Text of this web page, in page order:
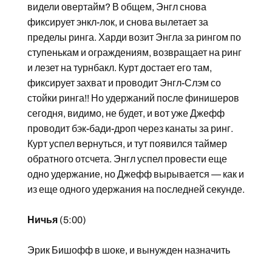
видели овертайм? В общем, Энгл снова
фиксирует энкл-лок, и снова вылетает за
пределы ринга. Харди возит Энгла за рингом по
ступенькам и ограждениям, возвращает на ринг
и лезет на турнбакл. Курт достает его там,
фиксирует захват и проводит Энгл-Слэм со
стойки ринга!! Но удержаний после финишеров
сегодня, видимо, не будет, и вот уже Джефф
проводит бэк-бади-дроп через канаты за ринг.
Курт успел вернуться, и тут появился таймер
обратного отсчета. Энгл успел провести еще
одно удержание, но Джефф вырывается — как и
из еще одного удержания на последней секунде.
Ничья(5:00)
Эрик Бишофф в шоке, и вынужден назначить